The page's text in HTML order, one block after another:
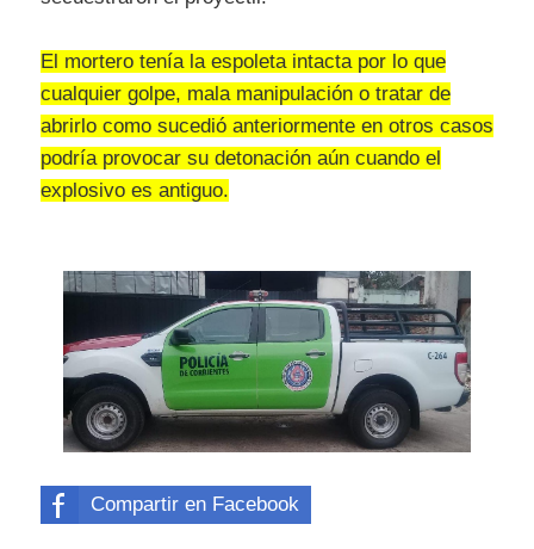
El mortero tenía la espoleta intacta por lo que
cualquier golpe, mala manipulación o tratar de
abrirlo como sucedió anteriormente en otros casos
podría provocar su detonación aún cuando el
explosivo es antiguo.
Compartir en Facebook